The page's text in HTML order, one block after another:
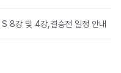
8강 및 4강,결승전 일정 안내